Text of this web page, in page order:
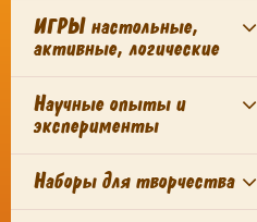
ИГРЫ настольные,
активные, логические
Научные опыты и
эксперименты
Наборы для творчества